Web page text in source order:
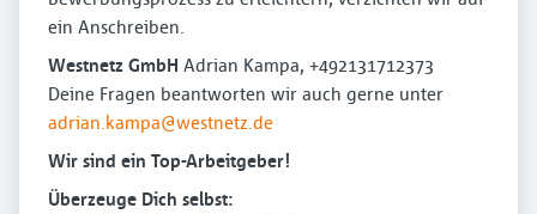
ein Anschreiben.
Westnetz GmbH Adrian Kampa, +492131712373
Deine Fragen beantworten wir auch gerne unter
adrian.kampa@westnetz.de
Wir sind ein Top-Arbeitgeber!
Überzeuge Dich selbst: